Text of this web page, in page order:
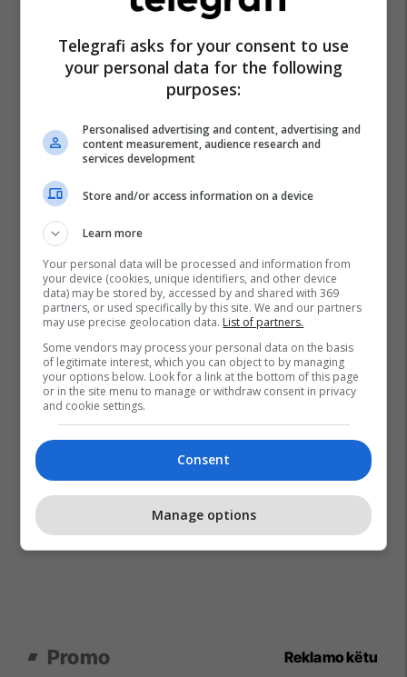
Promo Reklamo këtu
Telegrafi asks for your consent to use
your personal data for the following
purposes:
Personalised advertising and content, advertising and
content measurement, audience research and
services development
Store and/or access information on a device
Learn more
Your personal data will be processed and information from
your device (cookies, unique identifiers, and other device
data) may be stored by, accessed by and shared with 369
partners, or used specifically by this site. We and our partners
may use precise geolocation data. List of partners.
Some vendors may process your personal data on the basis
of legitimate interest, which you can object to by managing
your options below. Look for a link at the bottom of this page
or in the site menu to manage or withdraw consent in privacy
and cookie settings.
Consent
Manage options